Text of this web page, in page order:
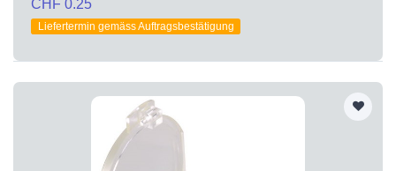
CHF 0.25
Liefertermin gemäss Auftragsbestätigung